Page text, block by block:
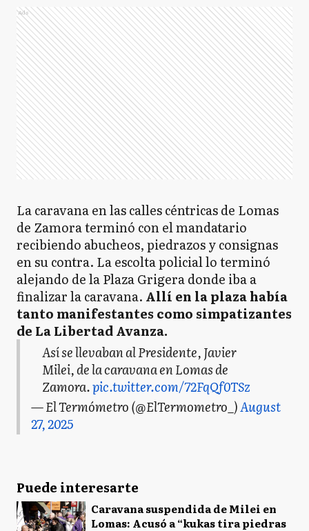
Ads
La caravana en las calles céntricas de Lomas
de Zamora terminó con el mandatario
recibiendo abucheos, piedrazos y consignas
en su contra. La escolta policial lo terminó
alejando de la Plaza Grigera donde iba a
finalizar la caravana. Allí en la plaza había
tanto manifestantes como simpatizantes
de La Libertad Avanza.
Así se llevaban al Presidente, Javier
Milei, de la caravana en Lomas de
Zamora.pic.twitter.com/72FqQf0TSz
— El Termómetro (@ElTermometro_)August
27, 2025
Puede interesarte
Caravana suspendida de Milei en
Lomas: Acusó a “kukas tira piedras